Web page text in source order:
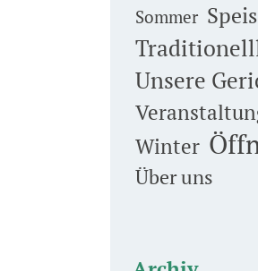
Sommer
Unsere
Winter
Über uns